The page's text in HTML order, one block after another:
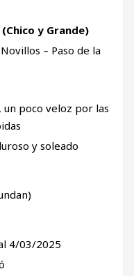
y Grande)
– Paso de la
un poco veloz por las
y soleado
4/03/2025